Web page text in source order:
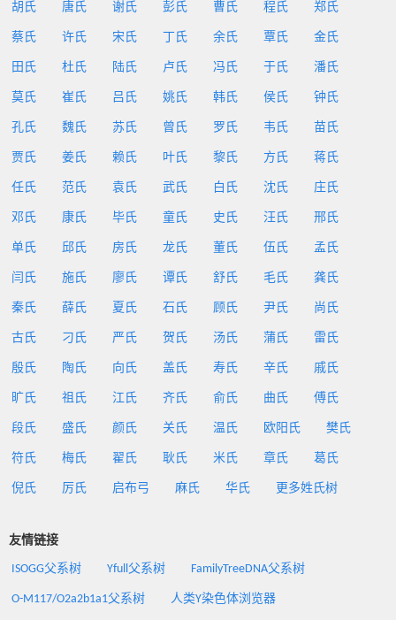
胡氏 唐氏 谢氏 彭氏 曹氏 程氏 郑氏
蔡氏 许氏 宋氏 丁氏 余氏 覃氏 金氏
田氏 杜氏 陆氏 卢氏 冯氏 于氏 潘氏
莫氏 崔氏 吕氏 姚氏 韩氏 侯氏 钟氏
孔氏 魏氏 苏氏 曾氏 罗氏 韦氏 苗氏
贾氏 姜氏 赖氏 叶氏 黎氏 方氏 蒋氏
任氏 范氏 袁氏 武氏 白氏 沈氏 庄氏
邓氏 康氏 毕氏 童氏 史氏 汪氏 邢氏
单氏 邱氏 房氏 龙氏 董氏 伍氏 孟氏
闫氏 施氏 廖氏 谭氏 舒氏 毛氏 龚氏
秦氏 薛氏 夏氏 石氏 顾氏 尹氏 尚氏
古氏 刁氏 严氏 贺氏 汤氏 蒲氏 雷氏
殷氏 陶氏 向氏 盖氏 寿氏 辛氏 戚氏
旷氏 祖氏 江氏 齐氏 俞氏 曲氏 傅氏
段氏 盛氏 颜氏 关氏 温氏 欧阳氏 樊氏
符氏 梅氏 翟氏 耿氏 米氏 章氏 葛氏
倪氏 厉氏 启布弓 麻氏 华氏 更多姓氏树
友情链接
ISOGG父系树 Yfull父系树 FamilyTreeDNA父系树
O-M117/O2a2b1a1父系树 人类Y染色体浏览器